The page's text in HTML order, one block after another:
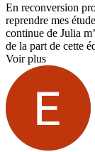
En reconversion
reprendre mes
continue de Julia
de la part de cette
Voir plus